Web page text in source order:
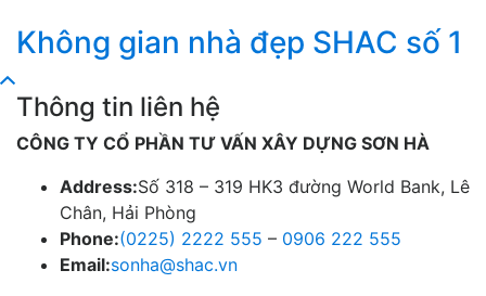
Không gian nhà đẹp SHAC số 1
Thông tin liên hệ
CÔNG TY CỔ PHẦN TƯ VẤN XÂY DỰNG SƠN HÀ
Address:Số 318 – 319 HK3 đường World Bank, Lê
Chân, Hải Phòng
Phone:(0225) 2222 555 – 0906 222 555
Email:sonha@shac.vn